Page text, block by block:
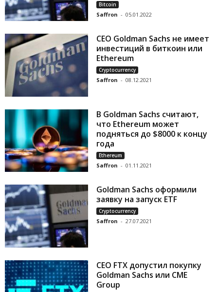
Bitcoin
Saffron - 05.01.2022
CEO Goldman Sachs не имеет
инвестиций в биткоин или
Ethereum
Cryptocurrency
Saffron - 08.12.2021
В Goldman Sachs считают,
что Ethereum может
подняться до $8000 к концу
года
Ethereum
Saffron - 01.11.2021
Goldman Sachs оформили
заявку на запуск ETF
Cryptocurrency
Saffron - 27.07.2021
CEO FTX допустил покупку
Goldman Sachs или CME
Group